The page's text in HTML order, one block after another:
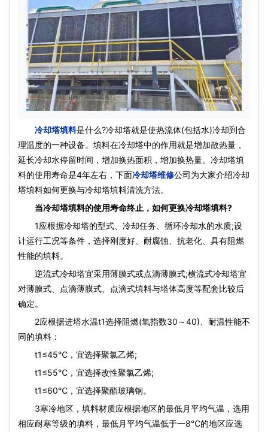
冷却塔填料是什么?冷却塔就是使热流体(包括水)冷却到合
理温度的一种设备。填料在冷却塔中的作用就是增加散热量，
延长冷却水停留时间，增加换热面积，增加换热量。冷却塔填
料的使用寿命是4年左右，下面冷却塔维修公司为大家介绍冷却
塔填料如何更换与冷却塔填料清洗方法。
当冷却塔填料的使用寿命终止，如何更换冷却塔填料?
1应根据冷却塔的型式、冷却任务、循环冷却水的水质;设
计运行工况等条件，选择刚度好、耐腐蚀、抗老化、具有阻燃
性能的填料。
逆流式冷却塔宜采用薄膜式或点滴薄膜式;横流式冷却塔宜
对薄膜式、点滴薄膜式、点滴式填料与塔体高度等配套比较后
确定。
2应根据进塔水温t1选择阻燃(氧指数30～40)、耐温性能不
同的填料：
t1≤45℃，宜选择聚氯乙烯;
t1≤55℃，宜选择改性聚氯乙烯;
t1≤60℃，宜选择聚酯玻璃钢。
3寒冷地区，填料材质应根据地区的最低月平均气温，选用
相应耐寒等级的填料，最低月平均气温低于一8℃的地区应选